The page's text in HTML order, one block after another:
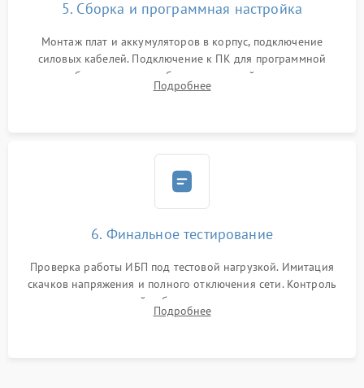
5. Сборка и программная настройка
Монтаж плат и аккумуляторов в корпус, подключение
силовых кабелей. Подключение к ПК для программной
калибровки констант батареи, настройки порогов
срабатывания AVR и сброса счетчиков старения АКБ.
Подробнее
6. Финальное тестирование
Проверка работы ИБП под тестовой нагрузкой. Имитация
скачков напряжения и полного отключения сети. Контроль
времени автономной работы, температурного режима и
корректности формы выходного сигнала.
Подробнее